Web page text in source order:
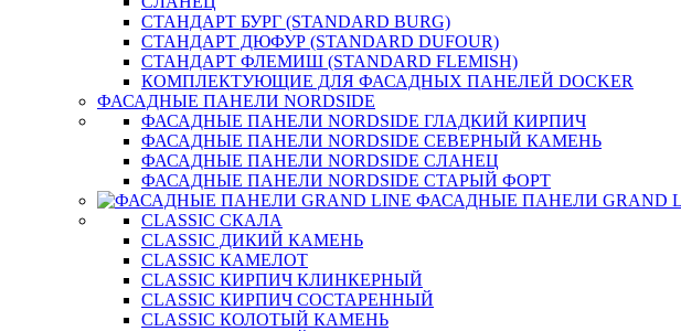
СТАНДАРТ БУРГ (STANDARD BURG)
СТАНДАРТ ДЮФУР (STANDARD DUFOUR)
СТАНДАРТ ФЛЕМИШ (STANDARD FLEMISH)
КОМПЛЕКТУЮЩИЕ ДЛЯ ФАСАДНЫХ ПАНЕЛЕЙ DOCKER
ФАСАДНЫЕ ПАНЕЛИ NORDSIDE
ФАСАДНЫЕ ПАНЕЛИ NORDSIDE ГЛАДКИЙ КИРПИЧ
ФАСАДНЫЕ ПАНЕЛИ NORDSIDE СЕВЕРНЫЙ КАМЕНЬ
ФАСАДНЫЕ ПАНЕЛИ NORDSIDE СЛАНЕЦ
ФАСАДНЫЕ ПАНЕЛИ NORDSIDE СТАРЫЙ ФОРТ
ФАСАДНЫЕ ПАНЕЛИ GRAND
CLASSIC СКАЛА
CLASSIC ДИКИЙ КАМЕНЬ
CLASSIC КАМЕЛОТ
CLASSIC КИРПИЧ КЛИНКЕРНЫЙ
CLASSIC КИРПИЧ СОСТАРЕННЫЙ
CLASSIC КОЛОТЫЙ КАМЕНЬ